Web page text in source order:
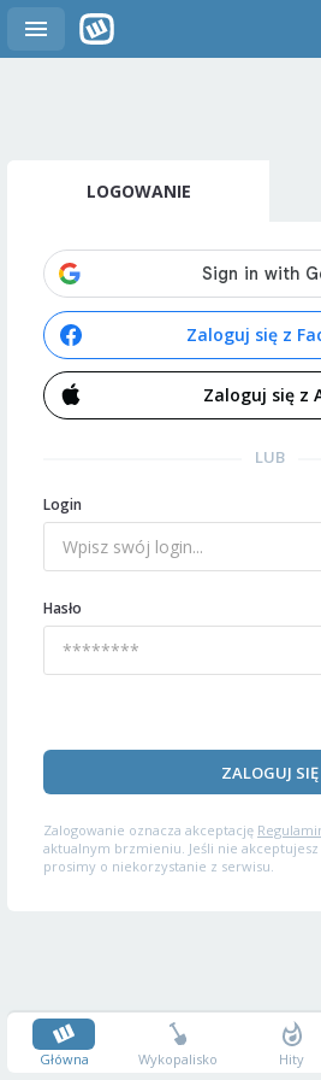
LOGOWANIE
Zaloguj się z
Zaloguj się z
LUB
Login
Hasło
ZALOGUJ SIĘ
Zalogowanie oznacza akceptację
aktualnym brzmieniu. Jeśli nie akceptujesz
prosimy o niekorzystanie z serwisu.
Główna Wykopalisko Hity